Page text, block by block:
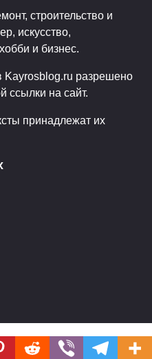
строительство и
искусство,
и бизнес.
Kayrosblog.ru разрешено
ссылки на сайт.
принадлежат их